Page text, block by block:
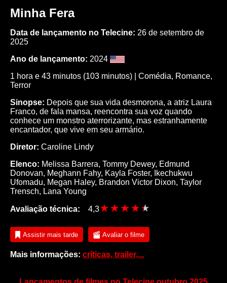
Minha Fera
Data de lançamento no Telecine: 26 de setembro de
2025
Ano de lançamento: 2024
1 hora e 43 minutos (103 minutos) | Comédia, Romance,
Terror
Sinopse: Depois que sua vida desmorona, a atriz Laura
Franco, de fala mansa, reencontra sua voz quando
conhece um monstro aterrorizante, mas estranhamente
encantador, que vive em seu armário.
Diretor: Caroline Lindy
Elenco: Melissa Barrera, Tommy Dewey, Edmund
Donovan, Meghann Fahy, Kayla Foster,
Ikechukwu
Ufomadu, Megan Haley, Brandon Victor Dixon, Taylor
Trensch, Lana Young
Avaliação técnica: 4,3
Assistir mais tarde Avaliar o filme
Mais informações: críticas, trailer,...